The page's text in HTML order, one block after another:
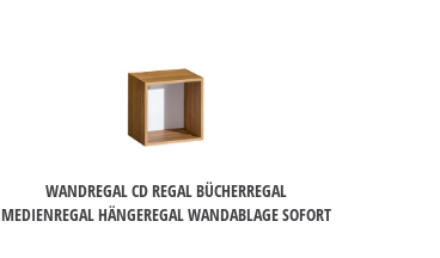
WANDREGAL CD REGAL BÜCHERREGAL
MEDIENREGAL HÄNGEREGAL WANDABLAGE SOFORT